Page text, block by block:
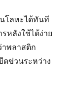
โลหะได้ทันที
หลังใช้ได้ง่าย
าพลาสติก
ดข่วนระหว่าง